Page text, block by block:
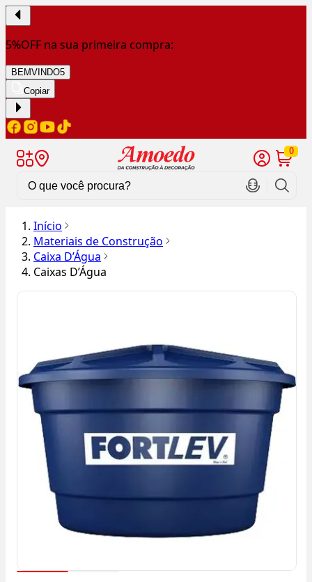
5%OFF na sua primeira compra:
BEMVINDO5
Copiar
0
Início
Materiais de Construção
Caixa D’Água
Caixas D’Água